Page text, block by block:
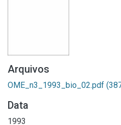
Arquivos
OME_n3_1993_bio_02.pdf
Data
1993